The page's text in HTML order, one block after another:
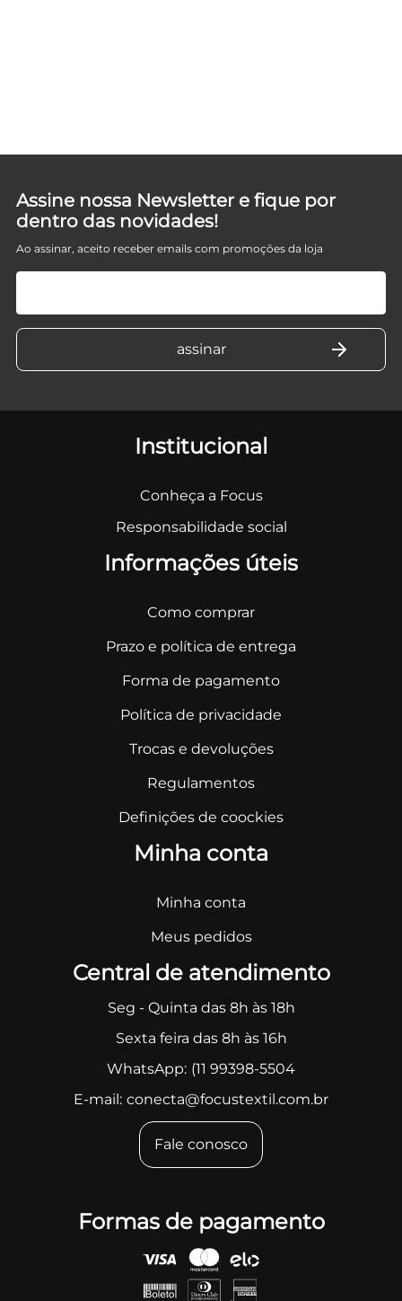
Assine nossa Newsletter e fique por
dentro das novidades!
Ao assinar, aceito receber emails com promoções da loja
Institucional
Conheça a Focus
Responsabilidade social
Informações úteis
Como comprar
Prazo e política de entrega
Forma de pagamento
Política de privacidade
Trocas e devoluções
Regulamentos
Definições de coockies
Minha conta
Minha conta
Meus pedidos
Central de atendimento
Seg - Quinta das 8h às 18h
Sexta feira das 8h às 16h
WhatsApp: (11 99398-5504
E-mail: conecta@focustextil.com.br
Fale conosco
Formas de pagamento